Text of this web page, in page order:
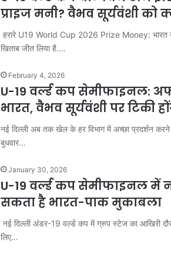
प्राइज मनी? वैभव सूर्यवंशी को
हरारे U19 World Cup 2026 Prize Money: भारत
खिताब जीत लिया है.…
February 4, 2026
U-19 वर्ल्ड कप सेमीफाइनल:
भारत, वैभव सूर्यवंशी पर टिकी
नई दिल्ली अब तक खेल के हर विभाग में अच्छा प्रदर्शन करने
बुधवार…
January 30, 2026
U-19 वर्ल्ड कप सेमीफाइनल में
सकता है भारत-पाक मुकाबला
नई दिल्ली अंडर-19 वर्ल्ड कप में ग्रुप स्टेज का आखिरी
लिए…